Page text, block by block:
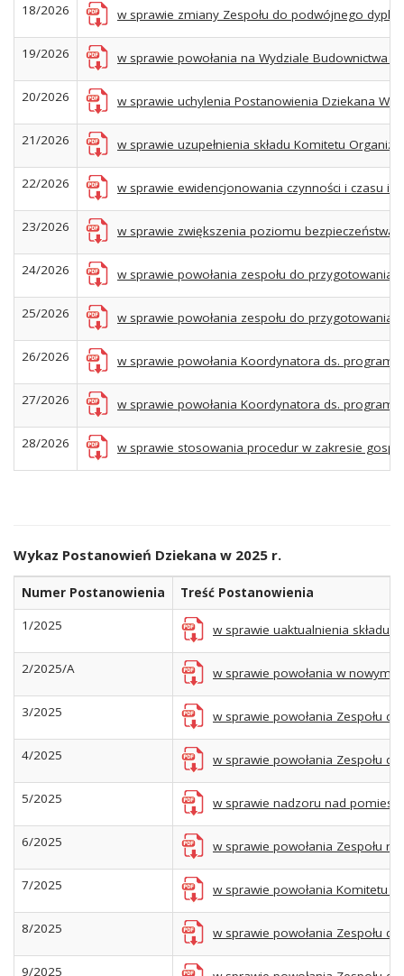
18/2026 w sprawie zmiany Zespołu do podwójnego
19/2026 w sprawie powołania na Wydziale Budownictwa
20/2026 w sprawie uchylenia Postanowienia Dziekana
21/2026 w sprawie uzupełnienia składu Komitetu
22/2026 w sprawie ewidencjonowania czynności i czasu
23/2026 w sprawie zwiększenia poziomu bezpieczeństwa
24/2026 w sprawie powołania zespołu do przygotowania
25/2026 w sprawie powołania zespołu do przygotowania
26/2026 w sprawie powołania Koordynatora ds.
27/2026 w sprawie powołania Koordynatora ds.
28/2026 w sprawie stosowania procedur w zakresie
Wykaz Postanowień Dziekana w 2025 r.
Numer Postanowienia
Treść Postanowienia
1/2025
w sprawie uaktualnienia składu
2/2025/A w sprawie powołania w nowym
3/2025 w sprawie powołania Zespołu
4/2025 w sprawie powołania Zespołu
5/2025 w sprawie nadzoru nad
6/2025 w sprawie powołania Zespołu
7/2025 w sprawie powołania Komitetu
8/2025 w sprawie powołania Zespołu
9/2025